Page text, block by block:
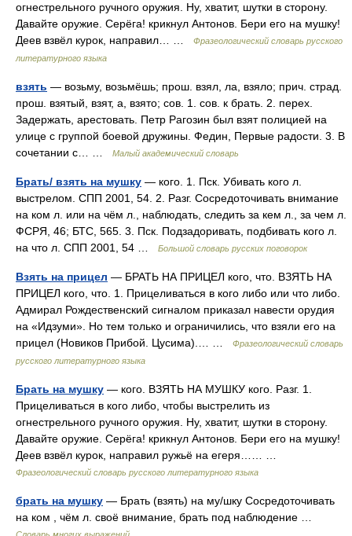
огнестрельного ручного оружия. Ну, хватит, шутки в сторону.
Давайте оружие. Серёга! крикнул Антонов. Бери его на мушку!
Деев взвёл курок, направил… …
Фразеологический словарь русского
литературного языка
взять — возьму, возьмёшь; прош. взял, ла, взяло; прич. страд.
прош. взятый, взят, а, взято; сов. 1. сов. к брать. 2. перех.
Задержать, арестовать. Петр Рагозин был взят полицией на
улице с группой боевой дружины. Федин, Первые радости. 3. В
сочетании с… …
Малый академический словарь
Брать/ взять на мушку — кого. 1. Пск. Убивать кого л.
выстрелом. СПП 2001, 54. 2. Разг. Сосредоточивать внимание
на ком л. или на чём л., наблюдать, следить за кем л., за чем л.
ФСРЯ, 46; БТС, 565. 3. Пск. Подзадоривать, подбивать кого л.
на что л. СПП 2001, 54 …
Большой словарь русских поговорок
Взять на прицел — БРАТЬ НА ПРИЦЕЛ кого, что. ВЗЯТЬ НА
ПРИЦЕЛ кого, что. 1. Прицеливаться в кого либо или что либо.
Адмирал Рождественский сигналом приказал навести орудия
на «Идзуми». Но тем только и ограничились, что взяли его на
прицел (Новиков Прибой. Цусима).… …
Фразеологический словарь
русского литературного языка
Брать на мушку — кого. ВЗЯТЬ НА МУШКУ кого. Разг. 1.
Прицеливаться в кого либо, чтобы выстрелить из
огнестрельного ручного оружия. Ну, хватит, шутки в сторону.
Давайте оружие. Серёга! крикнул Антонов. Бери его на мушку!
Деев взвёл курок, направил ружьё на егеря…… …
Фразеологический словарь русского литературного языка
брать на мушку — Брать (взять) на му/шку Сосредоточивать
на ком , чём л. своё внимание, брать под наблюдение …